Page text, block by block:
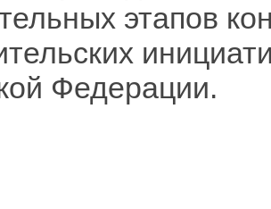
этапов
Федерации.